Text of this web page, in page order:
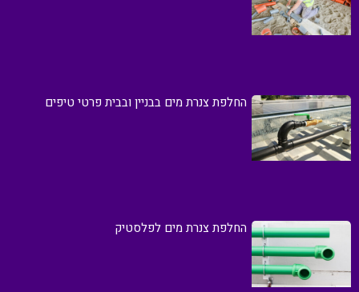
החלפת צנרת מים בבניין ובבית פרטי טיפים
החלפת צנרת מים לפלסטיק